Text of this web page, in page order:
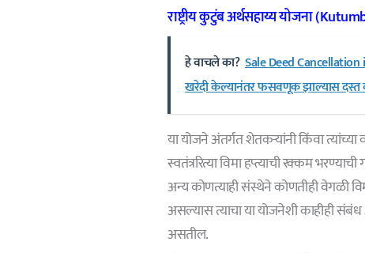
राष्ट्रीय कुटुंब अर्थसहाय्य योजना
हे वाचले का? Sale Deed Cancellation
खरेदी केल्यानंतर फसवणूक झाल्यास दस्त
या योजने अंतर्गत शेतकऱ्यांनी किंवा
स्वतंत्ररित्या विमा हप्त्याची रक्कम
अन्य कोणत्याही संस्थेने कोणतीही वेगळी
असल्यास त्याचा या योजनेशी काहीही
असतील.